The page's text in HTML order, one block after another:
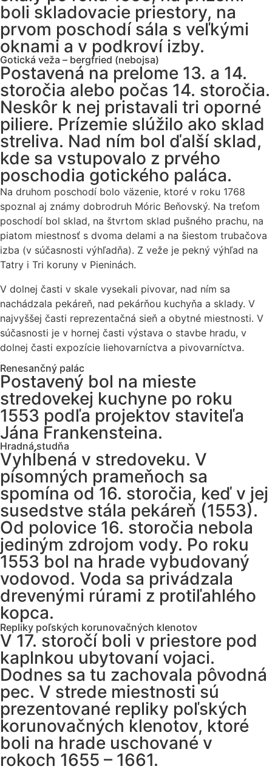
boli skladovacie priestory, na
prvom poschodí sála s veľkými
oknami a v podkroví izby.
Gotická veža – bergfried (nebojsa)
Postavená na prelome 13. a 14.
storočia alebo počas 14. storočia.
Neskôr k nej pristavali tri oporné
piliere. Prízemie slúžilo ako sklad
streliva. Nad ním bol ďalší sklad,
kde sa vstupovalo z prvého
poschodia gotického paláca.
Na druhom poschodí bolo väzenie, ktoré v roku 1768
spoznal aj známy dobrodruh Móric Beňovský. Na treťom
poschodí bol sklad, na štvrtom sklad pušného prachu, na
piatom miestnosť s dvoma delami a na šiestom trubačova
izba (v súčasnosti výhľadňa). Z veže je pekný výhľad na
Tatry i Tri koruny v Pieninách.
V dolnej časti v skale vysekali pivovar, nad ním sa
nachádzala pekáreň, nad pekárňou kuchyňa a sklady. V
najvyššej časti reprezentačná sieň a obytné miestnosti. V
súčasnosti je v hornej časti výstava o stavbe hradu, v
dolnej časti expozície liehovarníctva a pivovarníctva.
Renesančný palác
Postavený bol na mieste
stredovekej kuchyne po roku
1553 podľa projektov staviteľa
Jána Frankensteina.
Hradná studňa
Vyhĺbená v stredoveku. V
písomných prameňoch sa
spomína od 16. storočia, keď v jej
susedstve stála pekáreň (1553).
Od polovice 16. storočia nebola
jediným zdrojom vody. Po roku
1553 bol na hrade vybudovaný
vodovod. Voda sa privádzala
drevenými rúrami z protiľahlého
kopca.
Repliky poľských korunovačných klenotov
V 17. storočí boli v priestore pod
kaplnkou ubytovaní vojaci.
Dodnes sa tu zachovala pôvodná
pec. V strede miestnosti sú
prezentované repliky poľských
korunovačných klenotov, ktoré
boli na hrade uschované v
rokoch 1655 – 1661.